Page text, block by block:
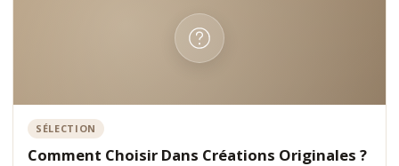
SÉLECTION
Comment Choisir Dans Créations Originales ?